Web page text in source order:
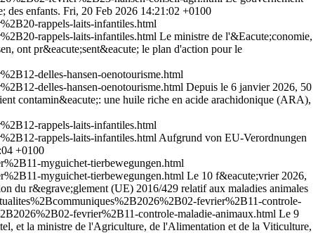
des enfants. Fri, 20 Feb 2026 14:21:02 +0100
rappels-laits-infantiles.html
rappels-laits-infantiles.html Le ministre de l'&Eacute;conomie,
ont pr&eacute;sent&eacute; le plan d'action pour le
delles-hansen-oenotourisme.html
delles-hansen-oenotourisme.html Depuis le 6 janvier 2026, 50
contamin&eacute;: une huile riche en acide arachidonique (ARA),
rappels-laits-infantiles.html
rappels-laits-infantiles.html Aufgrund von EU-Verordnungen
+0100
myguichet-tierbewegungen.html
myguichet-tierbewegungen.html Le 10 f&eacute;vrier 2026,
du r&egrave;glement (UE) 2016/429 relatif aux maladies animales
fevrier%2B11-controle-
fevrier%2B11-controle-maladie-animaux.html Le 9
et la ministre de l'Agriculture, de l'Alimentation et de la Viticulture,